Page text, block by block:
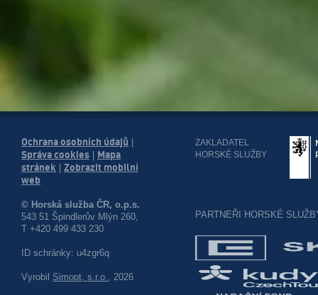
Ochrana osobních údajů
Správa cookies
Mapa
stránek
Zobrazit mobilní
web
© Horská služba ČR, o.p.s.
543 51 Špindlerův Mlýn 260,
T +420 499 433 230
ID schránky: u4zgr6q
Vyrobil Simopt, s.r.o., 2026
ZAKLADATEL
HORSKÉ SLUŽBY
PARTNEŘI HORSKÉ